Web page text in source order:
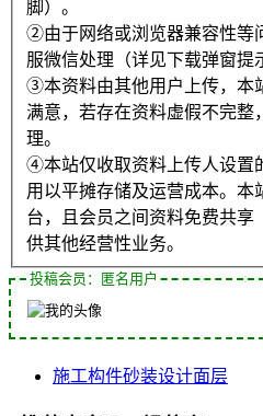
脚）。
②由于网络或浏览器兼容性等
服微信处理（详见下载弹窗提
③本资料由其他用户上传，本
满意，若存在资料虚假不完整
理。
④本站仅收取资料上传人设置
用以平摊存储及运营成本。本
台，且会员之间资料免费共享
供其他经营性业务。
投稿会员：匿名用户
施工构件砂装设计面层